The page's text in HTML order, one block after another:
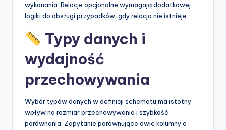
wykonania. Relacje opcjonalne wymagają dodatkowej
logiki do obsługi przypadków, gdy relacja nie istnieje.
Typy danych i
wydajność
przechowywania
Wybór typów danych w definicji schematu ma istotny
wpływ na rozmiar przechowywania i szybkość
porównania. Zapytanie porównujące dwie kolumny o